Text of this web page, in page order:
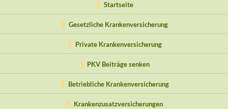
Startseite
Gesetzliche Krankenversicherung
Private Krankenversicherung
PKV Beiträge senken
Betriebliche Krankenversicherung
Krankenzusatzversicherungen